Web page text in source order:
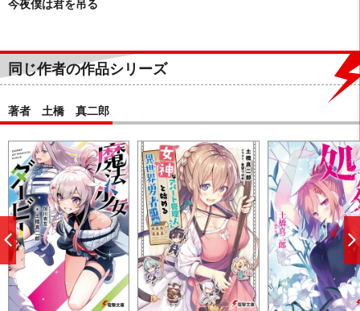
今夜僕は君を吊る
同じ作者の作品シリーズ
著者 土橋 真二郎
前
へ